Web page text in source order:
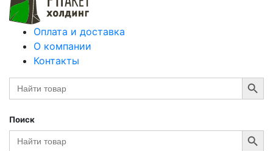
Оплата и доставка
О компании
Контакты
Search
for:
Search Button
Поиск
Search
for:
Search Button